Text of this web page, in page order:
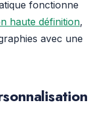
fonctionne
haute définition,
avec une